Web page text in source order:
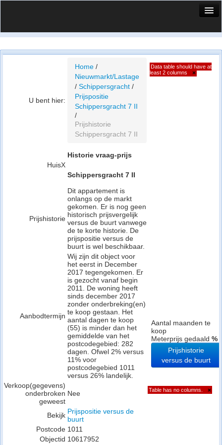
Vergelijk prijsposities - wijk
U bent hier:
Home /
Nieuwmarkt/Lastage
/ Schippersgracht /
Prijspositie
Schippersgracht 7 II
/
Prijshistorie
Schippersgracht 7 II
HuisX
Historie vraag-prijs
Schippersgracht 7 II
Prijshistorie
Dit appartement is
onlangs op de markt
gekomen. Er is nog geen
historisch prijsvergelijk
versus de buurt vanwege
de te korte historie. De
prijspositie versus de
buurt is wel beschikbaar.
Aanbodtermijn
Wij zijn dit object voor
het eerst in December
2017 tegengekomen. Er
is gezocht vanaf begin
2011. De woning heeft
sinds december 2017
zonder onderbreking(en)
te koop gestaan. Het
aantal dagen te koop
(55) is minder dan het
gemiddelde van het
postcodegebied: 282
dagen. Ofwel 2% versus
11% voor
postcodegebied 1011
versus 26% landelijk.
Verkoop(gegevens)
onderbroken
geweest
Nee
Bekijk Prijspositie versus de
buurt
Postcode 1011
Objectid 10617952
Data table should have at
least 2 columns
×
Aantal maanden te
koop
Meterprijs gedaald %
Prijshistorie
versus de buurt
Table has no columns. ×